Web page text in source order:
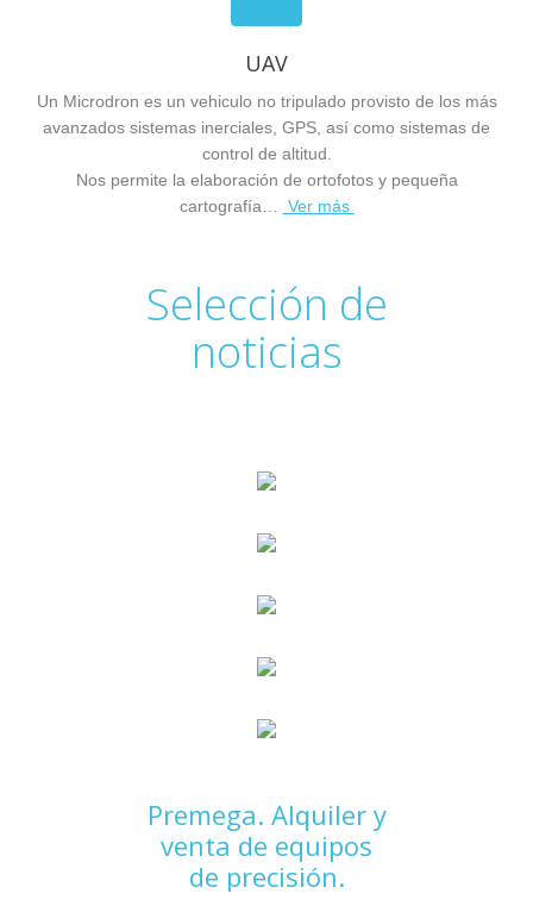
UAV
Un Microdron es un vehiculo no tripulado provisto de los más
avanzados sistemas inerciales, GPS, así como sistemas de
control de altitud.
Nos permite la elaboración de ortofotos y pequeña
cartografía…
Ver más
Selección de
noticias
Premega. Alquiler y
venta de equipos
de precisión.